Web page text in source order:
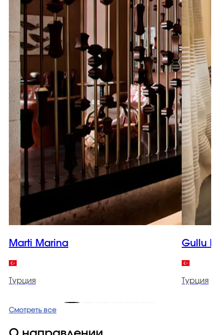
Marti Marina
Турция
Gullu
Турция
Смотреть все